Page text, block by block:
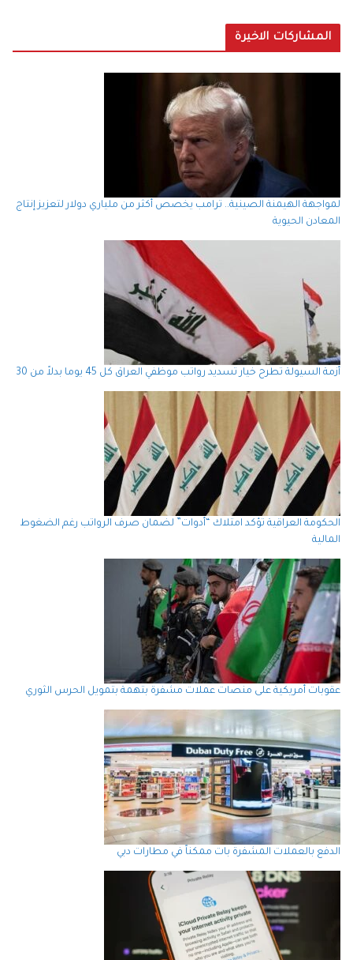
المشاركات الاخيرة
لمواجهة الهيمنة الصينية.. ترامب يخصص أكثر من ملياري دولار لتعزيز إنتاج
المعادن الحيوية
أزمة السيولة تطرح خيار تسديد رواتب موظفي العراق كل 45 يوما بدلاً من 30
الحكومة العراقية تؤكد امتلاك “أدوات” لضمان صرف الرواتب رغم الضغوط
المالية
عقوبات أمريكية على منصات عملات مشفرة بتهمة بتمويل الحرس الثوري
الدفع بالعملات المشفرة بات ممكناً في مطارات دبي